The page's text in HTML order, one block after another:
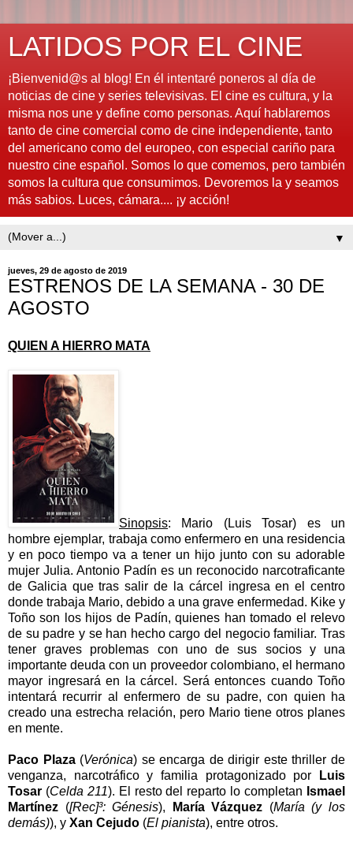
LATIDOS POR EL CINE
¡Bienvenid@s al blog! En él intentaré poneros al día de
noticias de cine y series televisivas. El cine es cultura, y la
misma nos une y define como personas. Aquí hablaremos
tanto de cine comercial como de cine independiente, tanto
del americano como del europeo, con especial cariño para
nuestro cine español. Somos lo que comemos, pero también
somos la cultura que consumimos. Devoremos la y seamos
más sabios. Luces, cámara.... ¡y acción!
▼
jueves, 29 de agosto de 2019
ESTRENOS DE LA SEMANA - 30 DE
AGOSTO
QUIEN A HIERRO MATA
Sinopsis: Mario (Luis Tosar) es un
hombre ejemplar, trabaja como enfermero en una residencia
y en poco tiempo va a tener un hijo junto con su adorable
mujer Julia. Antonio Padín es un reconocido narcotraficante
de Galicia que tras salir de la cárcel ingresa en el centro
donde trabaja Mario, debido a una grave enfermedad. Kike y
Toño son los hijos de Padín, quienes han tomado el relevo
de su padre y se han hecho cargo del negocio familiar. Tras
tener graves problemas con uno de sus socios y una
importante deuda con un proveedor colombiano, el hermano
mayor ingresará en la cárcel. Será entonces cuando Toño
intentará recurrir al enfermero de su padre, con quien ha
creado una estrecha relación, pero Mario tiene otros planes
en mente.
Paco Plaza(Verónica) se encarga de dirigir este thriller de
venganza, narcotráfico y familia protagonizado por
Luis
Tosar (Celda 211). El resto del reparto lo completan Ismael
Martínez ([Rec]³: Génesis), María Vázquez (María (y los
demás)), y Xan Cejudo (El pianista), entre otros.